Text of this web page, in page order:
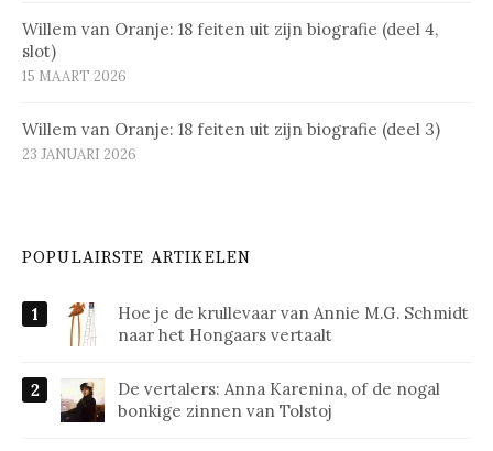
Willem van Oranje: 18 feiten uit zijn biografie (deel 4,
slot)
15 MAART 2026
Willem van Oranje: 18 feiten uit zijn biografie (deel 3)
23 JANUARI 2026
POPULAIRSTE ARTIKELEN
Hoe je de krullevaar van Annie M.G. Schmidt
naar het Hongaars vertaalt
De vertalers: Anna Karenina, of de nogal
bonkige zinnen van Tolstoj